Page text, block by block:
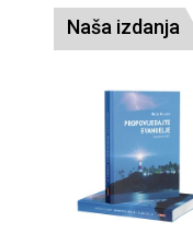
Naša izdanja